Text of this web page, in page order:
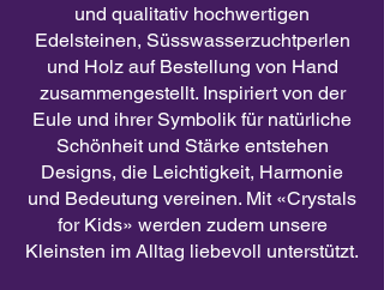
und qualitativ hochwertigen
Edelsteinen, Süsswasserzuchtperlen
und Holz auf Bestellung von Hand
zusammengestellt. Inspiriert von der
Eule und ihrer Symbolik für natürliche
Schönheit und Stärke entstehen
Designs, die Leichtigkeit, Harmonie
und Bedeutung vereinen. Mit «Crystals
for Kids» werden zudem unsere
Kleinsten im Alltag liebevoll unterstützt.